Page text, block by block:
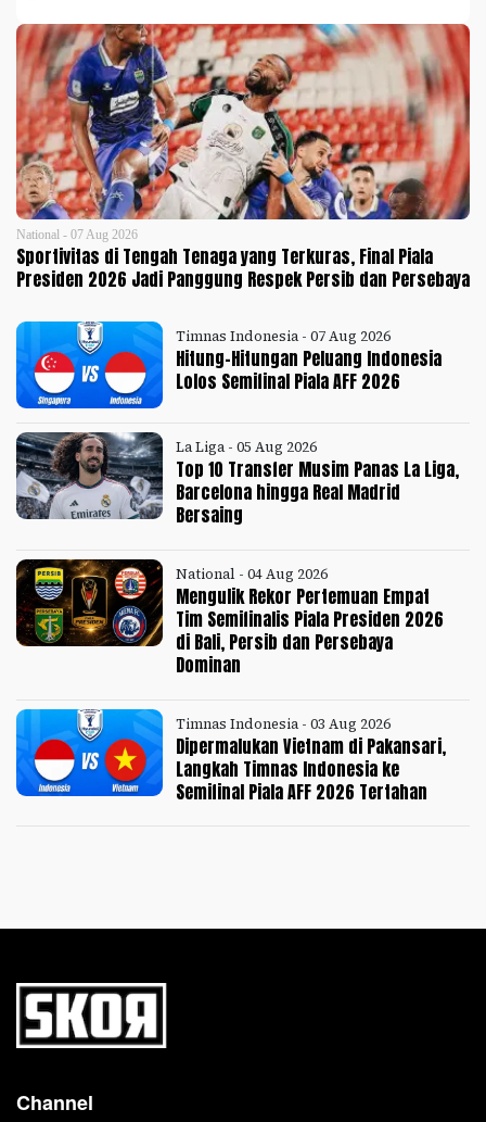
National - 07 Aug 2026
Sportivitas di Tengah Tenaga yang Terkuras, Final Piala
Presiden 2026 Jadi Panggung Respek Persib dan Persebaya
Timnas Indonesia - 07 Aug 2026
Hitung-Hitungan Peluang Indonesia
Lolos Semifinal Piala AFF 2026
La Liga - 05 Aug 2026
Top 10 Transfer Musim Panas La Liga,
Barcelona hingga Real Madrid
Bersaing
National - 04 Aug 2026
Mengulik Rekor Pertemuan Empat
Tim Semifinalis Piala Presiden 2026
di Bali, Persib dan Persebaya
Dominan
Timnas Indonesia - 03 Aug 2026
Dipermalukan Vietnam di Pakansari,
Langkah Timnas Indonesia ke
Semifinal Piala AFF 2026 Tertahan
Channel